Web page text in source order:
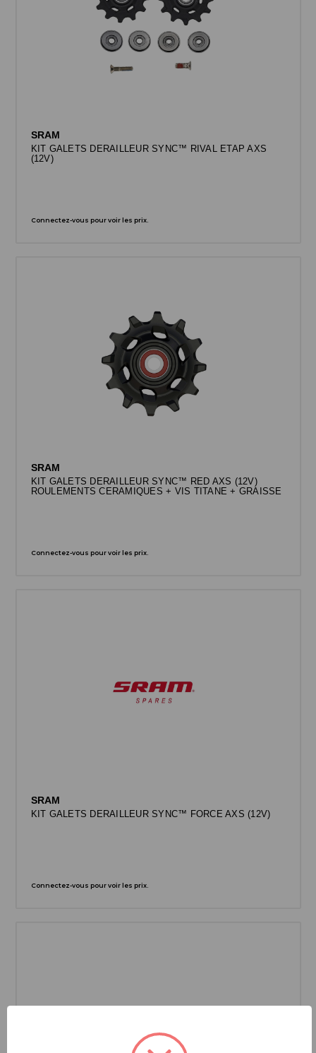
SRAM
KIT GALETS DERAILLEUR SYNC™ RIVAL ETAP AXS
(12V)
Connectez-vous pour voir les prix.
SRAM
KIT GALETS DERAILLEUR SYNC™ RED AXS (12V)
ROULEMENTS CERAMIQUES + VIS TITANE + GRAISSE
Connectez-vous pour voir les prix.
SRAM
KIT GALETS DERAILLEUR SYNC™ FORCE AXS (12V)
Connectez-vous pour voir les prix.